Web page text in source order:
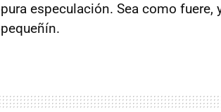
pura especulación. Sea como
pequeñín.